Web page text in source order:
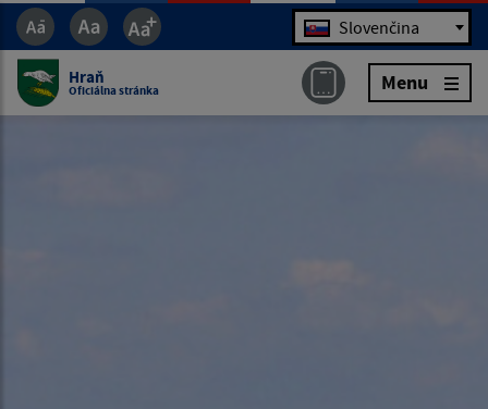
Jazyk Slovenčina
Hraň
Oficiálna stránka Menu